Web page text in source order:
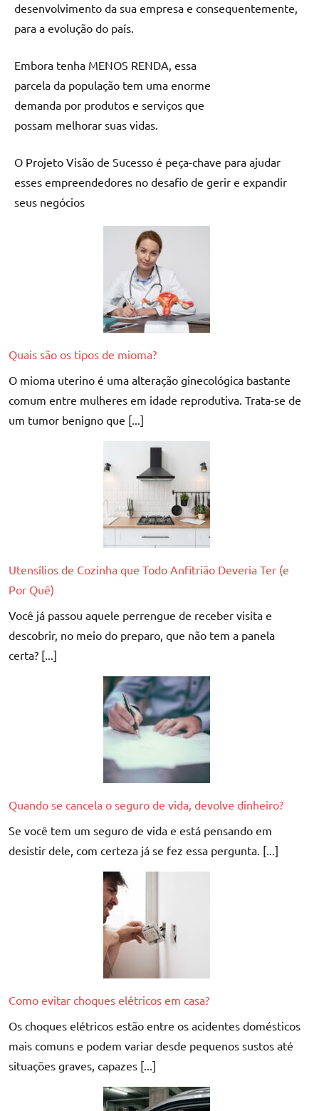
desenvolvimento da sua empresa e consequentemente,
para a evolução do país.
Embora tenha MENOS RENDA, essa
parcela da população tem uma enorme
demanda por produtos e serviços que
possam melhorar suas vidas.
O Projeto Visão de Sucesso é peça-chave para ajudar
esses empreendedores no desafio de gerir e expandir
seus negócios
Quais são os tipos de mioma?
O mioma uterino é uma alteração ginecológica bastante
comum entre mulheres em idade reprodutiva. Trata-se de
um tumor benigno que [...]
Utensílios de Cozinha que Todo Anfitrião Deveria Ter (e
Por Quê)
Você já passou aquele perrengue de receber visita e
descobrir, no meio do preparo, que não tem a panela
certa? [...]
Quando se cancela o seguro de vida, devolve dinheiro?
Se você tem um seguro de vida e está pensando em
desistir dele, com certeza já se fez essa pergunta. [...]
Como evitar choques elétricos em casa?
Os choques elétricos estão entre os acidentes domésticos
mais comuns e podem variar desde pequenos sustos até
situações graves, capazes [...]